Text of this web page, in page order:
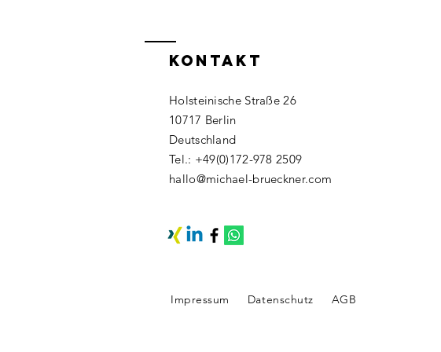
KONTAKT
Holsteinische Straße 26
10717 Berlin
Deutschland​
Tel.: +49(0)172-978 2509​
hallo@michael-brueckner.com
Impressum Datenschutz AGB